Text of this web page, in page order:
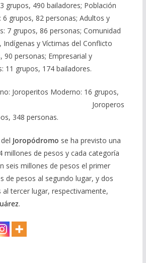
grupos, 490 bailadores; Población
6 grupos, 82 personas; Adultos y
7 grupos, 86 personas; Comunidad
y Víctimas del Conflicto
90 personas; Empresarial y
11 grupos, 174 bailadores.
Joroperitos Moderno: 16 grupos,
y Joroperos
348 personas.
Joropódromo se ha previsto una
millones de pesos y cada categoría
seis millones de pesos el primer
de pesos al segundo lugar, y dos
tercer lugar, respectivamente,
.